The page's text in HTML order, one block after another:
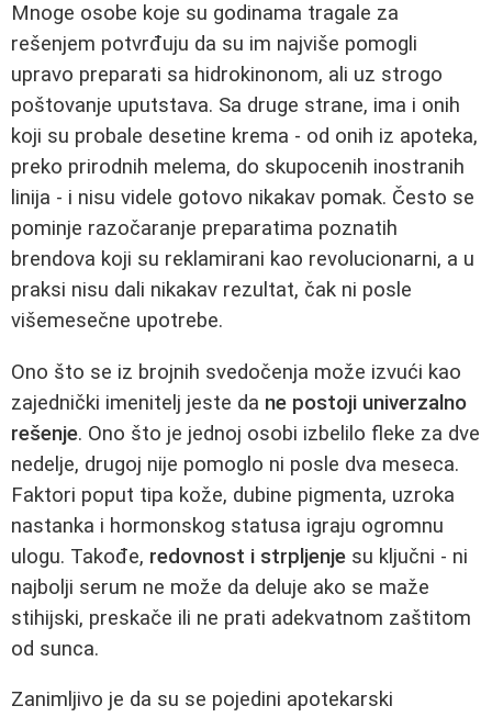
Mnoge osobe koje su godinama tragale za
rešenjem potvrđuju da su im najviše pomogli
upravo preparati sa hidrokinonom, ali uz strogo
poštovanje uputstava. Sa druge strane, ima i onih
koji su probale desetine krema - od onih iz apoteka,
preko prirodnih melema, do skupocenih inostranih
linija - i nisu videle gotovo nikakav pomak. Često se
pominje razočaranje preparatima poznatih
brendova koji su reklamirani kao revolucionarni, a u
praksi nisu dali nikakav rezultat, čak ni posle
višemesečne upotrebe.
Ono što se iz brojnih svedočenja može izvući kao
zajednički imenitelj jeste da ne postoji univerzalno
rešenje. Ono što je jednoj osobi izbelilo fleke za dve
nedelje, drugoj nije pomoglo ni posle dva meseca.
Faktori poput tipa kože, dubine pigmenta, uzroka
nastanka i hormonskog statusa igraju ogromnu
ulogu. Takođe, redovnost i strpljenje su ključni - ni
najbolji serum ne može da deluje ako se maže
stihijski, preskače ili ne prati adekvatnom zaštitom
od sunca.
Zanimljivo je da su se pojedini apotekarski